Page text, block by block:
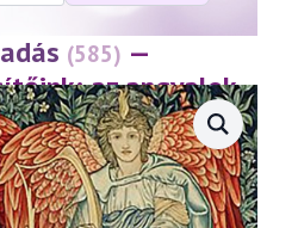
(585) —
az angyalok